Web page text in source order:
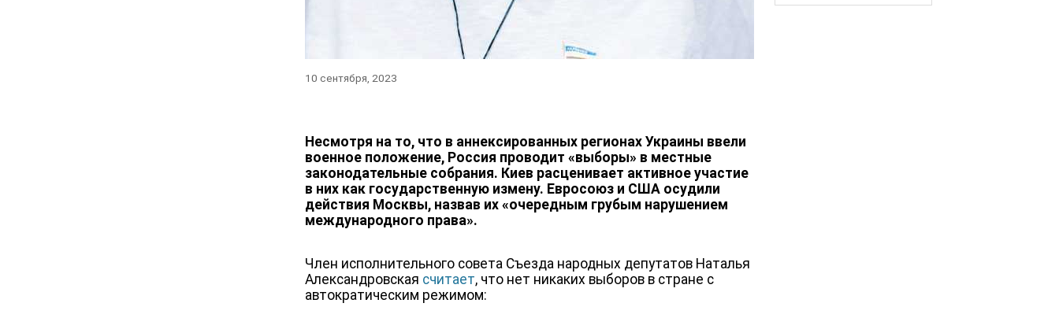
10 сентября, 2023
Несмотря на то, что в аннексированных регионах Украины ввели
военное положение, Россия проводит «выборы» в местные
законодательные собрания. Киев расценивает активное участие
в них как государственную измену. Евросоюз и США осудили
действия Москвы, назвав их «очередным грубым нарушением
международного права».
Член исполнительного совета Съезда народных депутатов Наталья
Александровская считает, что нет никаких выборов в стране с
автократическим режимом: